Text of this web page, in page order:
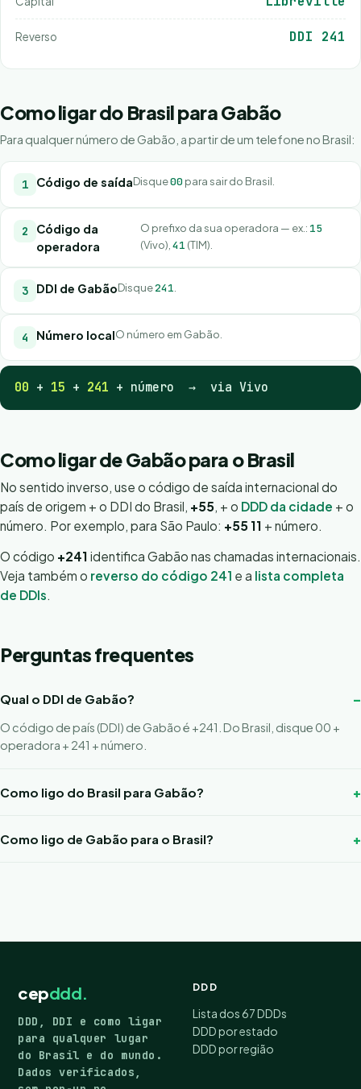
Reverso DDI 241
Como ligar do Brasil para Gabão
Para qualquer número de Gabão, a partir de um telefone no Brasil:
Código de saídaDisque00para sair do Brasil.
Código da
operadora
O prefixo da sua operadora — ex.: 15
(Vivo), 41 (TIM).
DDI de GabãoDisque241
Número localO número em Gabão.
00 + 15 + 241 + número → via Vivo
Como ligar de Gabão para o Brasil
No sentido inverso, use o código de saída internacional do
país de origem + o DDI do Brasil, +55, + o DDD da cidade + o
número. Por exemplo, para São Paulo: +55 11 + número.
O código +241 identifica Gabão nas chamadas internacionais.
Veja também o reverso do código 241 e a lista completa
de DDIs.
Perguntas frequentes
Qual o DDI de Gabão?
O código de país (DDI) de Gabão é +241. Do Brasil, disque 00 +
operadora + 241 + número.
Como ligo do Brasil para Gabão?
Como ligo de Gabão para o Brasil?
cepddd.
DDD, DDI e como ligar
para qualquer lugar
do Brasil e do mundo.
Dados verificados,
DDD
Lista dos 67 DDDs
DDD por estado
DDD por região